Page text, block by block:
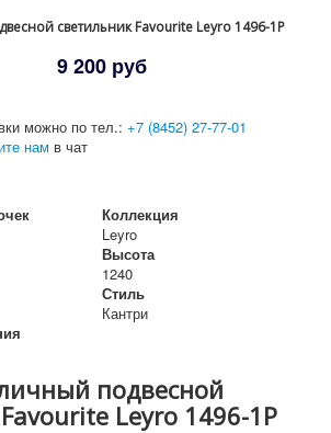
светильник Favourite Leyro 1496-1P
9 200 руб
можно по тел.: +7 (8452) 27-77-01
нам в чат
Коллекция
Leyro
Высота
1240
Стиль
Кантри
подвесной
Leyro 1496-1P